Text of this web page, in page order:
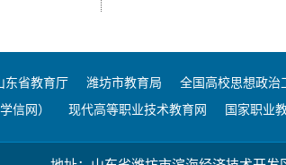
东省教育厅 潍坊市教育局 全国高校思想政治
信网）
现代高等职业技术教育网 国家职业